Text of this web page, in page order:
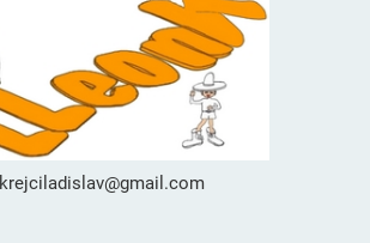
krejciladislav@gmail.com